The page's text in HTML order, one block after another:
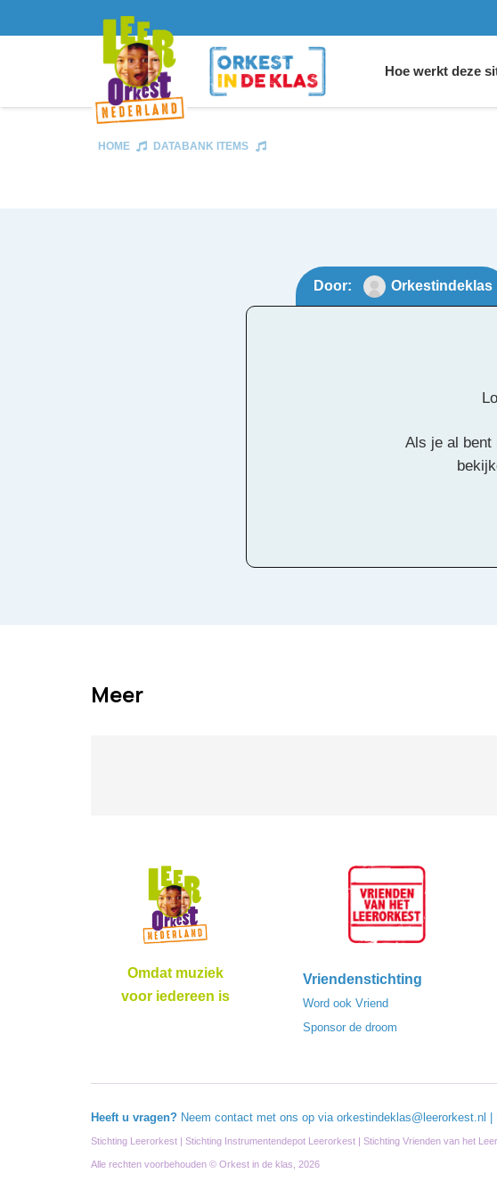
Hoe werkt deze
HOME DATABANK ITEMS
Door: Orkestindeklas
Als je al bent
Meer
Omdat muziek
voor iedereen is
Vriendenstichting
Word ook Vriend
Sponsor de droom
Heeft u vragen? Neem contact met ons op via orkestindeklas@leerorkest.nl
Stichting Leerorkest | Stichting Instrumentendepot Leerorkest | Stichting Vrienden van het
Alle rechten voorbehouden © Orkest in de klas, 2026